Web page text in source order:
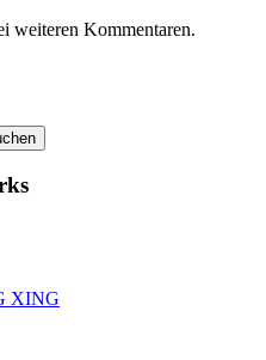
weiteren Kommentaren.
XING